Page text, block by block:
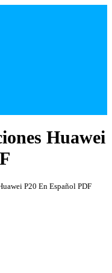
Huawei
P20 En Español PDF